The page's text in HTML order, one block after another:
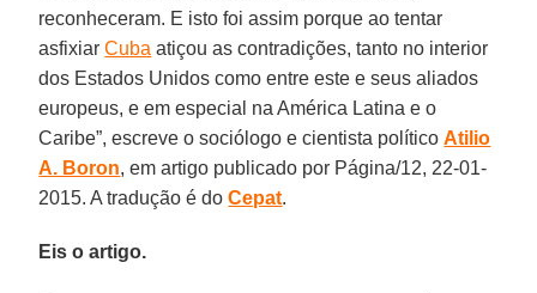
reconheceram. E isto foi assim porque ao tentar
asfixiarCuba atiçou as contradições, tanto no interior
dos Estados Unidos como entre este e seus aliados
europeus, e em especial na América Latina e o
Caribe”, escreve o sociólogo e cientista políticoAtilio
A. Boron, em artigo publicado por Página/12, 22-01-
2015. A tradução é doCepat.
Eis o artigo.